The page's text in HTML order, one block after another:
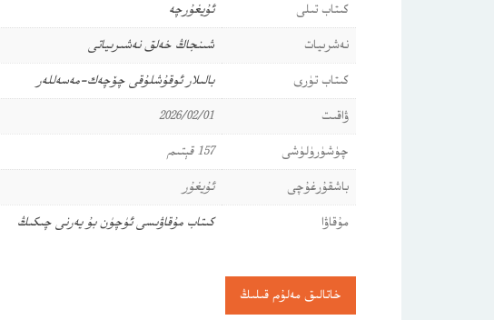
كىتاب تىلى
ئۇيغۇرچە
نەشرىيات
شىنجاڭ خەلق نەشىرىياتى
كىتاب تۈرى
بالىلار ئوقۇشلۇقى چۆچەك-مەسەللەر
ۋاقىت
2026/02/01
چۈشۈرۈلۈشى
157 قېتىم
باشقۇرغۇچى
ئۇيغۇر
مۇقاۋا
كىتاب مۇقاۋىسى ئۈچۈن بۇ يەرنى چىكىڭ
خاتالىق مەلۇم قىلىڭ